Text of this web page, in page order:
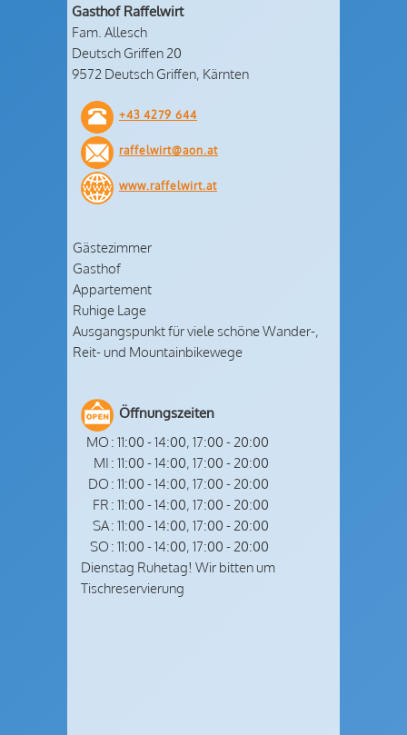
Gasthof Raffelwirt
Fam. Allesch
Deutsch Griffen 20
9572 Deutsch Griffen, Kärnten
+43 4279 644
raffelwirt@aon.at
www.raffelwirt.at
Gästezimmer
Gasthof
Appartement
Ruhige Lage
Ausgangspunkt für viele schöne Wander-,
Reit- und Mountainbikewege
Öffnungszeiten
MO : 11:00 -14:00, 17:00 - 20:00
MI : 11:00 -14:00, 17:00 - 20:00
DO : 11:00 -14:00, 17:00 - 20:00
FR : 11:00 -14:00, 17:00 - 20:00
SA: 11:00 -14:00, 17:00 - 20:00
SO : 11:00 -14:00, 17:00 - 20:00
Dienstag Ruhetag! Wir bitten um
Tischreservierung